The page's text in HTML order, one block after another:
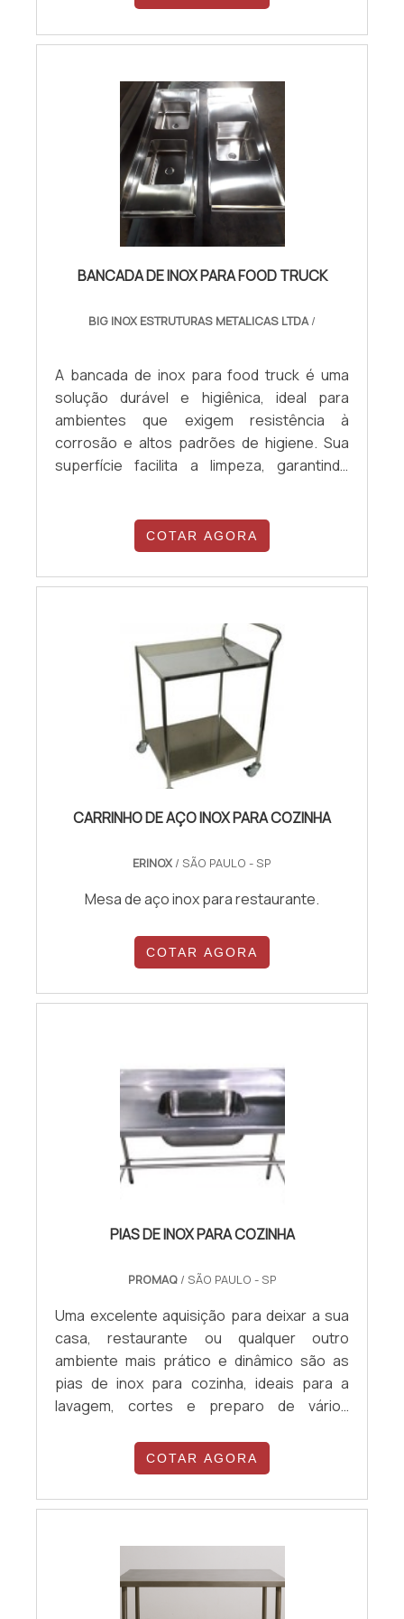
com travas entre os pés e regulagem de
nível. Base do tampo com reforço em tubos
de vários tamanhos , dependendo da
demanda do cliente A crescente demanda
pela bancada em aço inox denota a sua
qualidade, resistência e durabilidade,
podendo ser utilizada por longos anos
preservando as mesmas características
BANCADA DE INOX PARA FOOD TRUCK
BIG INOX ESTRUTURAS METALICAS LTDA/
A bancada de inox para food truck é uma
solução durável e higiênica, ideal para
ambientes que exigem resistência à
corrosão e altos padrões de higiene. Sua
superfície facilita a limpeza, garantindo
perfeita para negócios que precisam
atender a exigências sanitárias rigorosas.
COTAR AGORA
CARRINHO DE AÇO INOX PARA COZINHA
ERINOX / SÃO PAULO - SP
Mesa de aço inox para restaurante.
COTAR AGORA
PIAS DE INOX PARA COZINHA
PROMAQ/ SÃO PAULO - SP
Uma excelente aquisição para deixar a sua
casa, restaurante ou qualquer outro
ambiente mais prático e dinâmico são as
pias de inox para cozinha, ideais para a
lavagem, cortes e preparo de vários
equipamento de alta utilidade e
qualidade.Especificações:Existem diversos
modelos de pias de inox para cozinha, que
tamanho, enquanto a profundidade e altura
respectivamente, há uma grande diferença
na largura, que pode variar de 1200 até 2000
COTAR AGORA